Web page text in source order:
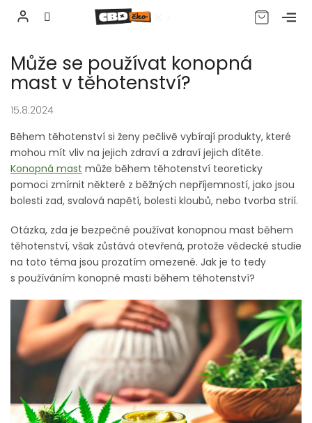
obsah
CZK
Může se používat konopná
mast v těhotenství?
15.8.2024
Během těhotenství si ženy pečlivě vybírají produkty, které
mohou mít vliv na jejich zdraví a zdraví jejich dítěte.
Konopná mast může během těhotenství teoreticky
pomoci zmírnit některé z běžných nepříjemností, jako jsou
bolesti zad, svalová napětí, bolesti kloubů, nebo tvorba strií.
Otázka, zda je bezpečné používat konopnou mast během
těhotenství, však zůstává otevřená, protože vědecké studie
na toto téma jsou prozatím omezené. Jak je to tedy
s používáním konopné masti během těhotenství?